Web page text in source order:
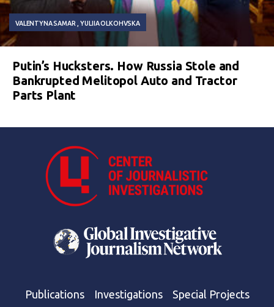
VALENTYNA SAMAR YULIIA OLKOHVSKA
Putin’s Hucksters. How Russia Stole and
Bankrupted Melitopol Auto and Tractor
Parts Plant
Publications Investigations Special Projects